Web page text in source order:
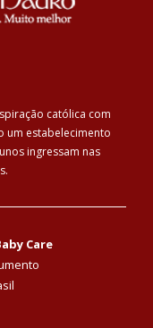
católica com
um estabelecimento
ingressam nas
Care